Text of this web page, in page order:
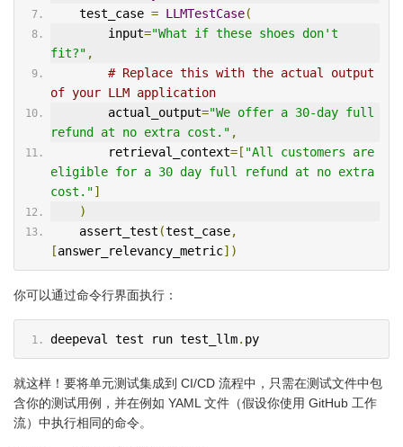
    test_case
= LLMTestCase(
        input
="What if these shoes don't
fit?" ,
# Replace this with the actual output
of your LLM application
        actual_output
="We offer a 30-day full
refund at no extra cost." ,
        retrieval_context
=[ "All customers are
eligible for a 30 day full refund at no extra
cost."]
)
    assert_test
(test_case,
[answer_relevancy_metric])
你可以通过命令行界面执行：
deepeval test run test_llm. py
就这样！要将单元测试集成到 CI/CD 流程中，只需在测试文件中包
含你的测试用例，并在例如 YAML 文件（假设你使用 GitHub 工作
流）中执行相同的命令。